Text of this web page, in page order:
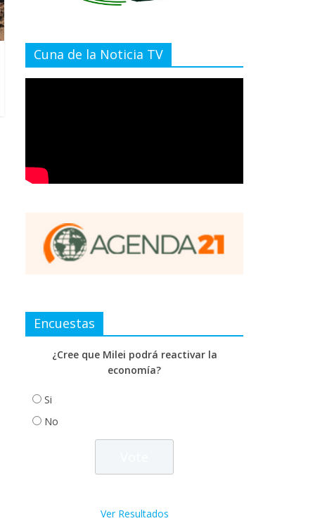
Cuna de la Noticia TV
Encuestas
¿Cree que Milei podrá reactivar la
economía?
Si
No
Ver Resultados